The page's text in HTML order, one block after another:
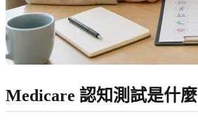
Medicare 認知測試是什麼